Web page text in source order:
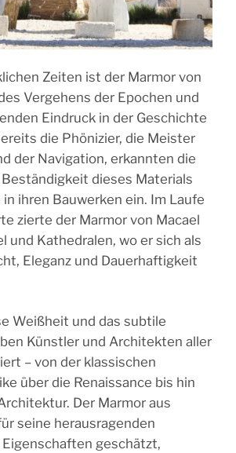
Zeiten ist der Marmor von
Vergehens der Epochen und
Eindruck in der Geschichte
die Phönizier, die Meister
der Navigation, erkannten die
dieses Materials
ihren Bauwerken ein. Im Laufe
zierte der Marmor von Macael
und Kathedralen, wo er sich als
Eleganz und Dauerhaftigkeit
Weißheit und das subtile
Künstler und Architekten aller
– von der klassischen
über die Renaissance bis hin
Der Marmor aus
seine herausragenden
geschätzt,